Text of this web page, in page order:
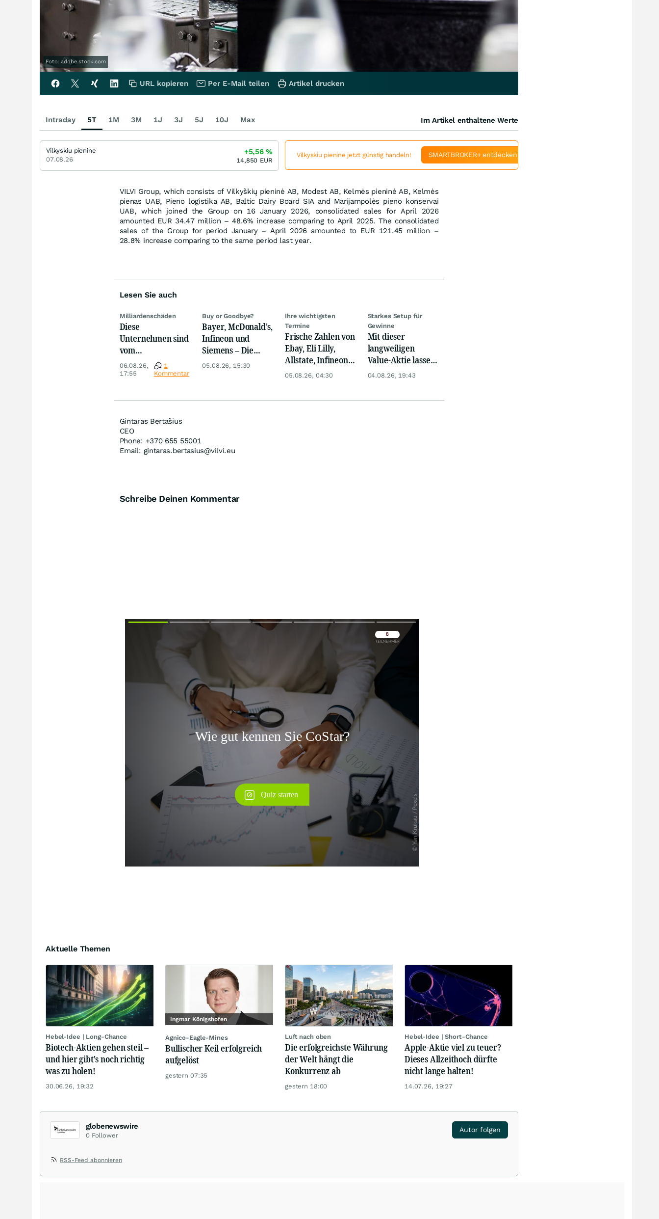
Foto: adobe.stock.com
VILVI Group, which consists of Vilkyškių pieninė AB, Modest AB, Kelmės pieninė AB, Kelmės
pienas UAB, Pieno logistika AB, Baltic Dairy Board SIA and Marijampolės pieno konservai
UAB, which joined the Group on 16 January 2026, consolidated sales for April 2026
amounted EUR 34.47 million – 48.6% increase comparing to April 2025. The consolidated
sales of the Group for period January – April 2026 amounted to EUR 121.45 million –
28.8% increase comparing to the same period last year.
Lesen Sie auch
Milliardenschäden
Diese
Unternehmen sind
vom
Niedrigwasser
besonders
06.08.26,
17:55
1
Kommentar
Buy or Goodbye?
Bayer, McDonald's,
Infineon und
Siemens – Die
Analystenstimmen
05.08.26, 15:30
Ihre wichtigsten
Termine
Frische Zahlen von
Ebay, Eli Lilly,
Allstate, Infineon,
Novo Nordisk,
05.08.26, 04:30
Starkes Setup für
Gewinne
Mit dieser
langweiligen
Value-Aktie lassen
sich jetzt +100 %
04.08.26, 19:43
Gintaras Bertašius
CEO
Phone: +370 655 55001
Email: gintaras.bertasius@vilvi.eu
Schreibe Deinen Kommentar
Überspringen
Überspringen
Aktuelle Themen
Hebel-Idee | Long-Chance
Biotech-Aktien gehen steil –
und hier gibt's noch richtig
was zu holen!
30.06.26, 19:32
Ingmar Königshofen
Agnico-Eagle-Mines
Bullischer Keil erfolgreich
aufgelöst
gestern 07:35
Luft nach oben
Die erfolgreichste Währung
der Welt hängt die
Konkurrenz ab
gestern 18:00
Hebel-Idee | Short-Chance
Apple-Aktie viel zu teuer?
Dieses Allzeithoch dürfte
nicht lange halten!
14.07.26, 19:27
globenewswire
0 Follower
Autor folgen
RSS-Feed abonnieren
URL kopieren Per E-Mail teilen Artikel drucken
Intraday 5T 1M 3M 1J 3J 5J 10J Max Im Artikel enthaltene Werte
Vilkyskiu pienine
07.08.26
+5,56%
14,850 EUR
Vilkyskiu pienine jetzt günstig handeln! SMARTBROKER+ entdecken